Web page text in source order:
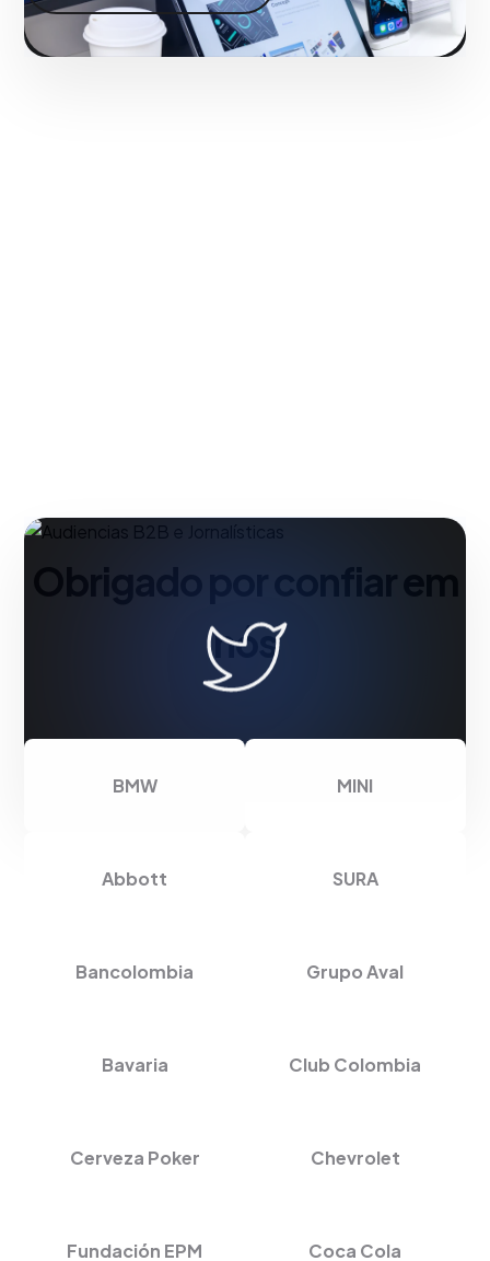
Obrigado por confiar em
nós
BMW MINI
Abbott SURA
Bancolombia Grupo Aval
Bavaria Club Colombia
Cerveza Poker Chevrolet
Fundación EPM Coca Cola